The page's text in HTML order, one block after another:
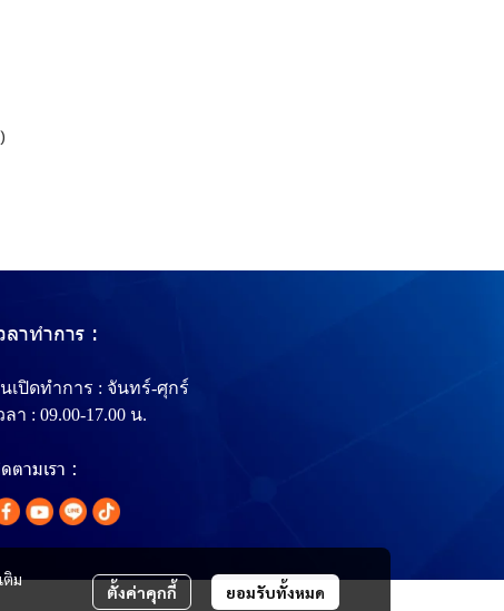
ติม
ตั้งค่าคุกกี้ ยอมรับทั้งหมด
ลาทำการ :
เปิดทำการ : จันทร์-ศุกร์
ลา : 09.00-17.00 น.
ตามเรา :